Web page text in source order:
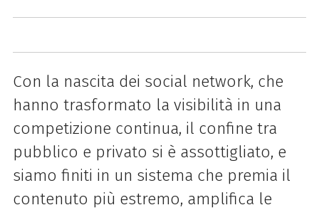
Con la nascita dei social network, che
hanno trasformato la visibilità in una
competizione continua, il confine tra
pubblico e privato si è assottigliato, e
siamo finiti in un sistema che premia il
contenuto più estremo, amplifica le